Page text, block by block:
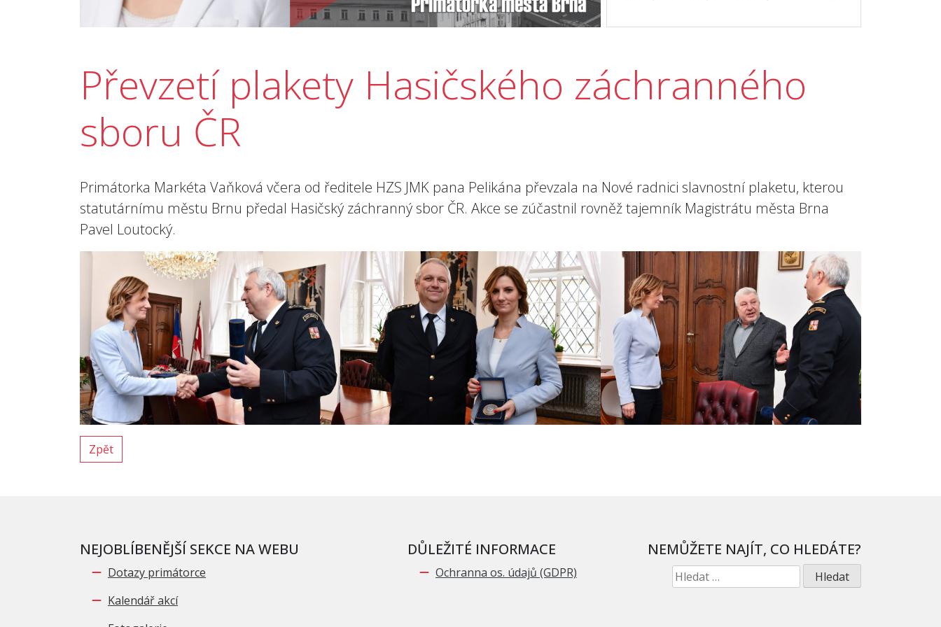
Převzetí plakety Hasičského záchranného
sboru ČR
Primátorka Markéta Vaňková včera od ředitele HZS JMK pana Pelikána převzala na Nové radnici slavnostní plaketu, kterou
statutárnímu městu Brnu předal Hasičský záchranný sbor ČR. Akce se zúčastnil rovněž tajemník Magistrátu města Brna
Pavel Loutocký.
Zpět
NEMŮŽETE NAJÍT, CO HLEDÁTE?
Vyhledávání
DŮLEŽITÉ INFORMACE
Ochranna os. údajů (GDPR)
NEJOBLÍBENĚJŠÍ SEKCE NA WEBU
Dotazy primátorce
Kalendář akcí